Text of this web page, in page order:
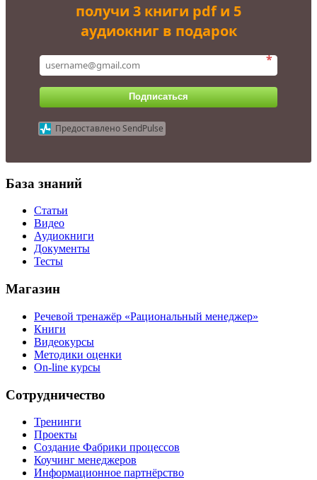
получи 3 книги pdf и 5
аудиокниг в подарок
*
Подписаться
Предоставлено SendPulse
База знаний
Статьи
Видео
Аудиокниги
Документы
Тесты
Магазин
Речевой тренажёр «Рациональный менеджер»
Книги
Видеокурсы
Методики оценки
On-line курсы
Сотрудничество
Тренинги
Проекты
Создание Фабрики процессов
Коучинг менеджеров
Информационное партнёрство